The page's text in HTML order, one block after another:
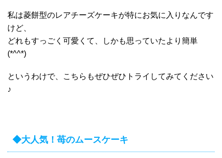
私は菱餅型のレアチーズケーキが特にお気に入りなんです
けど、
どれもすっごく可愛くて、しかも思っていたより簡単
(*^^*)
というわけで、こちらもぜひぜひトライしてみてください
♪
◆大人気！苺のムースケーキ